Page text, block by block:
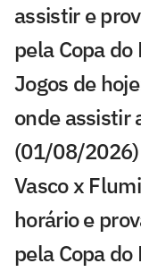
assistir e
pela Copa do
Jogos de
onde assistir
(01/08/2026)
Vasco x
horário e
pela Copa do